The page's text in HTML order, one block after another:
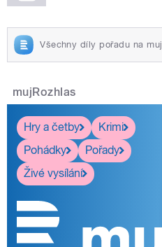
Všechny díly pořadu na
mujRozhlas
Hry a četby
Krimi
Pohádky
Pořady
Živé vysílání